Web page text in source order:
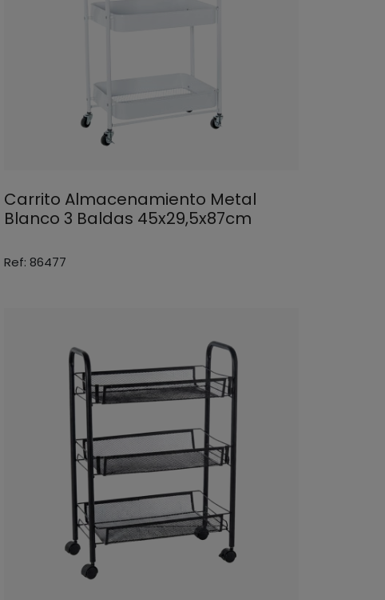
Carrito Almacenamiento Metal
Blanco 3 Baldas 45x29,5x87cm
Ref: 86477